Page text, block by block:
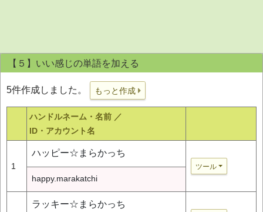
【５】いい感じの単語を加える
5件作成しました。 もっと作成
ハンドルネーム・名前 ／
ID・アカウント名
1
ハッピー☆まらかっち
ツール
happy.marakatchi
ラッキー☆まらかっち